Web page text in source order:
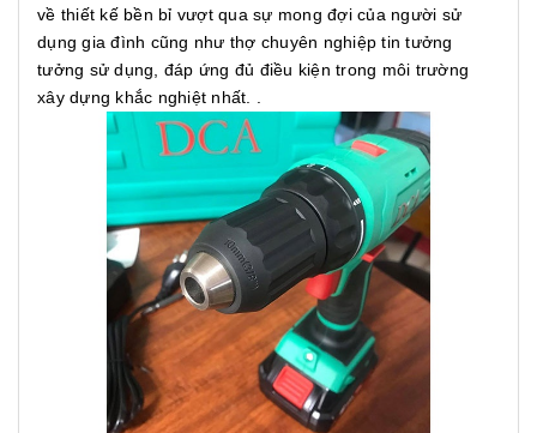
về thiết kế bền bỉ vượt qua sự mong đợi của người sử
dụng gia đình cũng như thợ chuyên nghiệp tin tưởng
tưởng sử dụng, đáp ứng đủ điều kiện trong môi trường
xây dựng khắc nghiệt nhất. .